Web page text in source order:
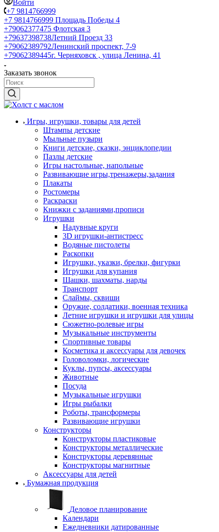
Войти
+7 9814766999
+7 9814766999 Площадь Победы 4
+79062377475 Флотская 3
+79637398738Летний Проезд 33
+79062389792Ленинский проспект, 7-9
+79062389445г. Черняховск , улица Ленина, 41
Заказать звонок
Игры, игрушки, товары для детей
Штампы детские
Мыльные пузыри
Книги детские, сказки, энциклопедии
Пазлы детские
Игры настольные, напольные
Развивающие игры,тренажеры,задания
Плакаты
Ростомеры
Раскраски
Книжки с заданиями,прописи
Игрушки
Надувные круги
3D игрушки-антистресс
Водяные пистолеты
Раскопки
Игрушки, указки, брелки, фигурки
Игрушки для купания
Шашки, шахматы, нарды
Транспорт
Слаймы, сквиши
Оружие, солдатики, военная техника
Летние игрушки и игрушки для улицы
Сюжетно-ролевые игры
Музыкальные инструменты
Спортивные товары
Косметика и аксессуары для девочек
Головоломки, логические
Куклы, пупсы, аксессуары
Животные
Посуда
Музыкальные игрушки
Игры рыбалки
Роботы, трансформеры
Развивающие игрушки
Конструкторы
Конструкторы пластиковые
Конструкторы металлические
Конструкторы деревянные
Конструкторы магнитные
Аксессуары для детей
Бумажная продукция
Деловое планирование
Календари
Ежедневники датированные